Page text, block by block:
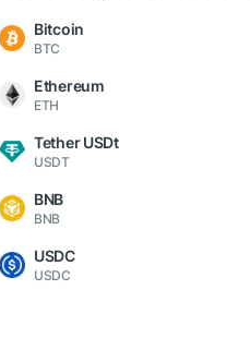
Bitcoin
BTC
Ethereum
ETH
Tether USDt
USDT
BNB
BNB
USDC
USDC